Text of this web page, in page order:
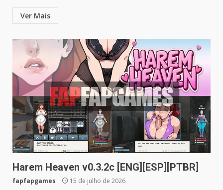
Ver Mais
Harem Heaven v0.3.2c [ENG][ESP][PTBR]
fapfapgames 15 de julho de 2026